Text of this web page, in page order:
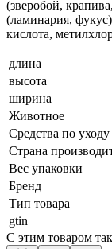
(зверобой,
(ламинария,
кислота,
длина
высота
ширина
Животное
Средства по уходу
Страна
Вес упаковки
Бренд
Тип товара
gtin
С этим товаром